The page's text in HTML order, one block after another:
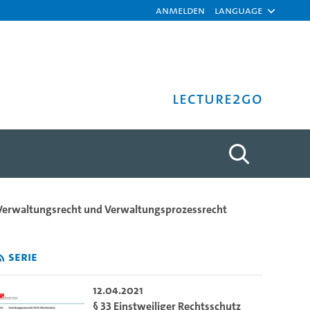
Anmelden Language
Lecture2Go
- Prof. Dr.
und Verwaltungsprozessrecht
Serie
12.04.2021
§ 33 Einstweiliger Rechtsschutz